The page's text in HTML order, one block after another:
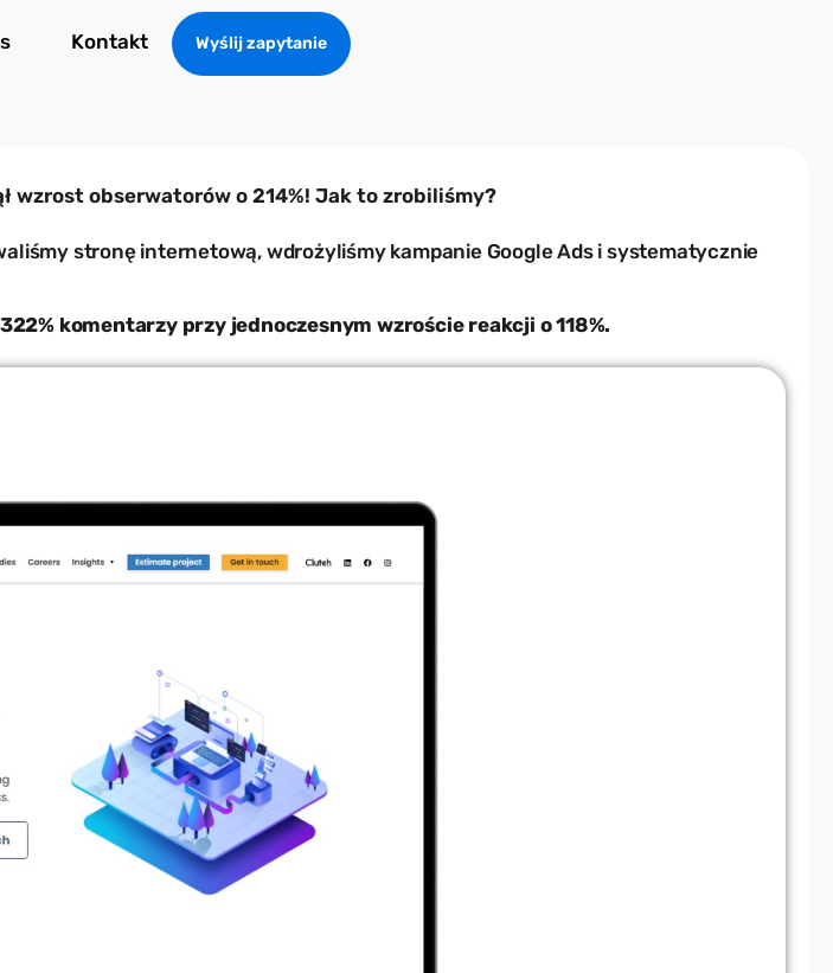
Kontakt Wyślij zapytanie
wzrost obserwatorów o 214%! Jak to zrobiliśmy?
stronę internetową, wdrożyliśmy kampanie Google Ads i systematycznie
komentarzy przy jednoczesnym wzroście reakcji o 118%.